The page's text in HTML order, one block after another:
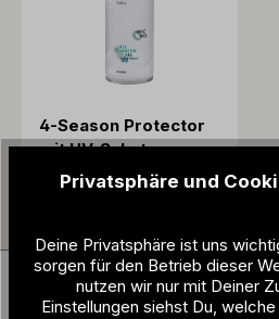
4-Season Protector
mit UV-Schutz
12,95 €
Store Prenzlauer Berg
Privatsphäre und
Deine Privatsphäre ist uns
sorgen für den Betrieb dieser
nutzen wir nur mit Deiner
Einstellungen siehst Du,